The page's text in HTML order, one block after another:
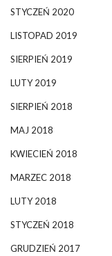
STYCZEŃ 2020
LISTOPAD 2019
SIERPIEŃ 2019
LUTY 2019
SIERPIEŃ 2018
MAJ 2018
KWIECIEŃ 2018
MARZEC 2018
LUTY 2018
STYCZEŃ 2018
GRUDZIEŃ 2017